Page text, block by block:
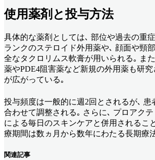
使用薬剤と投与方法
具体的な薬剤としては､ 部位や過去の重
ランクのステロイド外用薬や､ 顔面や頸
全なタクロリムス軟膏が用いられる｡ ま
薬やPDE4阻害薬など新規の外用薬も研
が広がっている｡
投与頻度は一般的に週2回とされるが､ 患
合わせて調整される｡ さらに､ プロアク
による毎日のスキンケアと併用されるこ
療期間は数ヵ月から数年にわたる長期療
関連記事